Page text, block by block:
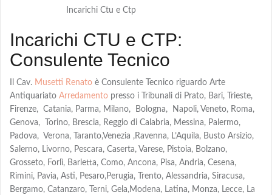
Incarichi Ctu e Ctp
Incarichi CTU e CTP:
Consulente Tecnico
Il Cav. Musetti Renato è Consulente Tecnico riguardo Arte
Antiquariato Arredamento presso i Tribunali di Prato, Bari, Trieste,
Firenze, Catania, Parma, Milano, Bologna, Napoli, Veneto, Roma,
Genova, Torino, Brescia, Reggio di Calabria, Messina, Palermo,
Padova, Verona, Taranto,Venezia ,Ravenna, L’Aquila, Busto Arsizio,
Salerno, Livorno, Pescara, Caserta, Varese, Pistoia, Bolzano,
Grosseto, Forlì, Barletta, Como, Ancona, Pisa, Andria, Cesena,
Rimini, Pavia, Asti, Pesaro,Perugia, Trento, Alessandria, Siracusa,
Bergamo, Catanzaro, Terni, Gela,Modena, Latina, Monza, Lecce, La